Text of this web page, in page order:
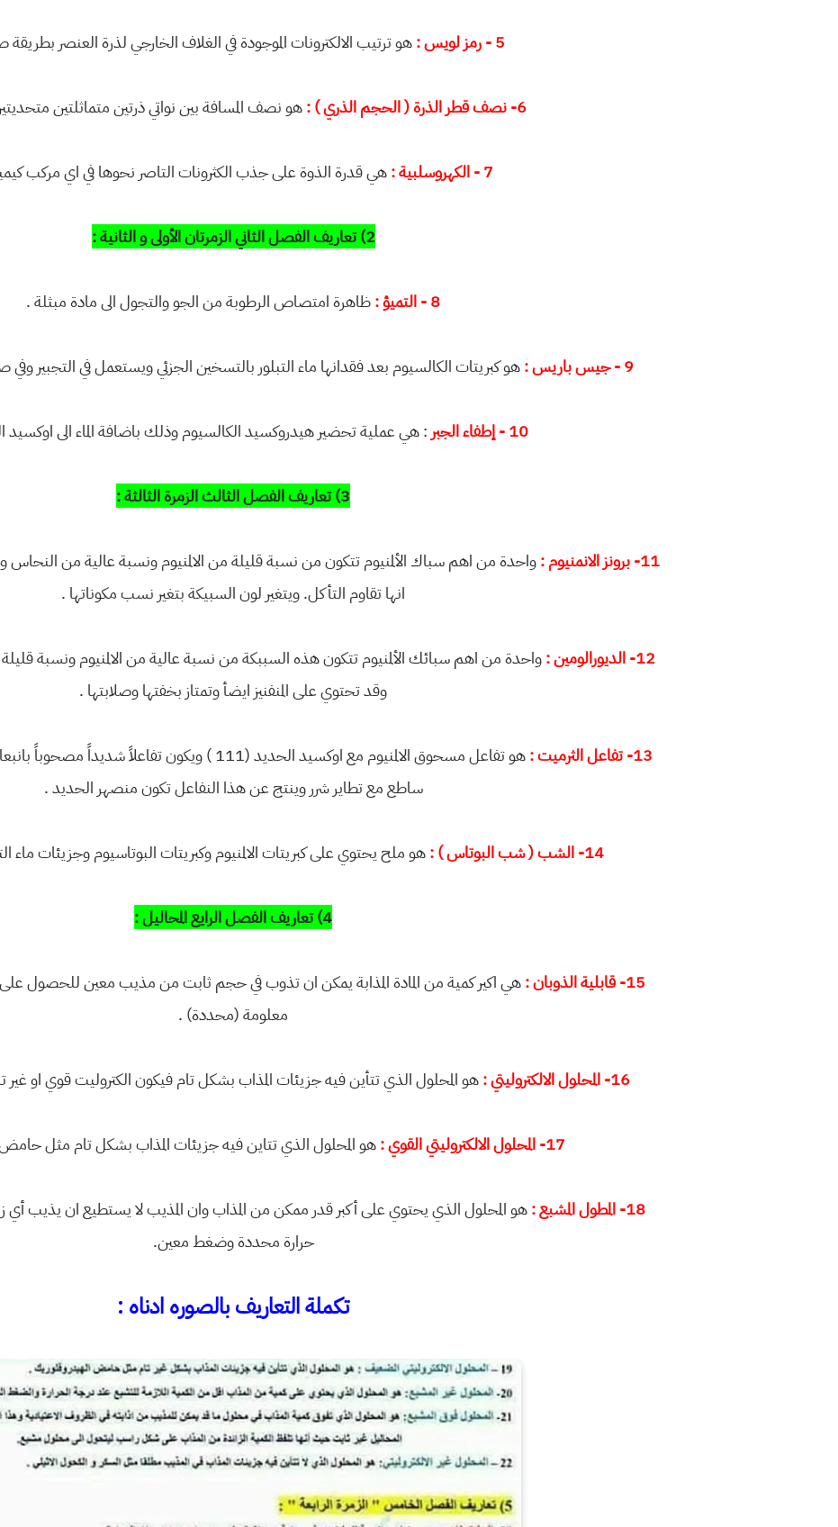
5 - رمز لويس : هو ترتيب الالكترونات الموجودة في الغلاف الخارجي لذرة العنصر بطريقة
6- نصف قطر الذرة ( الحجم الذري ) : هو نصف المسافة بين نواتي ذرتين متماثلتين
7 - الكهروسلبية : هي قدرة الذوة على جذب الكثرونات التاصر نحوها في اي مركب
2) تعاريف الفصل الثاني الزمرتان الأولى و الثانية :
8 - التميؤ : ظاهرة امتصاص الرطوبة من الجو والتجول الى مادة مبثلة .
9 - جيس باريس : هو كبريتات الكالسيوم بعد فقدانها ماء التبلور بالتسخين الجزئي ويستعمل في التجبير وفي
10 - إطفاء الجبر : هي عملية تحضير هيدروكسيد الكالسيوم وذلك باضافة الماء الى اوكسيد
3) تعاريف الفصل الثالث الزمرة الثالثة :
11- برونز الانمنيوم :
واحدة من اهم سباك الألمنيوم تتكون من نسبة قليلة من الالمنيوم ونسبة عالية من
انها تقاوم التأكل. ويتغير لون السبيكة بتغير نسب مكوناتها .
12- الديورالومين :
واحدة من اهم سبائك الألمنيوم تتكون هذه السببكة من نسبة عالية من الالمنيوم ونسبة
وقد تحتوي على المنفنيز ايضأ وتمتاز بخفتها وصلابتها .
13- تفاعل الثرميت :
هو تفاعل مسحوق الالمنيوم مع اوكسيد الحديد (111 ) ويكون
ساطع مع تطاير شرر وينتج عن هذا النفاعل تكون منصهر الحديد .
14- الشب ( شب البوتاس ) : هو ملح يحتوي على كبريتات الالمنيوم وكبريتات البوتاسيوم وجزيئات ماء
4) تعاريف الفصل الرايع المحاليل :
15- قابلية الذوبان :
هي اكير كمية من المادة المذابة يمكن ان تذوب في حجم ثابت من مذيب معين للحصول
معلومة (محددة) .
16- المحلول الالكتروليتي : هو المحلول الذي تتأين فيه جزيئات المذاب بشكل تام فيكون الكتروليت قوي او
17- المحلول الالكتروليتي القوي : هو المحلول الذي تتاين فيه جزيئات المذاب بشكل تام مثل
18- المطول المشبع :
هو المحلول الذي يحتوي على أكبر قدر ممكن من المذاب وان المذيب لا يستطيع ان يذيب أي
حرارة محددة وضغط معين.
تكملة التعاريف بالصوره ادناه :